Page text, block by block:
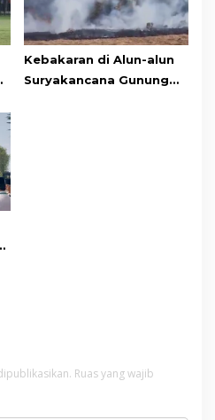
Kebakaran di Alun-alun
Suryakancana Gunung
Ruas yang wajib